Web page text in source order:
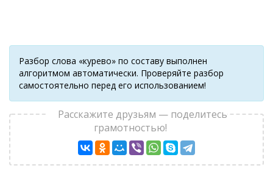
Разбор слова «курево» по составу выполнен
алгоритмом автоматически. Проверяйте разбор
самостоятельно перед его использованием!
Расскажите друзьям — поделитесь
грамотностью!